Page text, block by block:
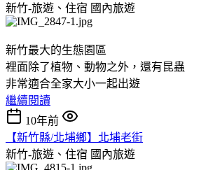
新竹-旅遊、住宿 國內旅遊
新竹最大的生態園區
裡面除了植物、動物之外，還有昆蟲
非常適合全家大小一起出遊
繼續閱讀
10年前
【新竹縣/北埔鄉】北埔老街
新竹-旅遊、住宿 國內旅遊